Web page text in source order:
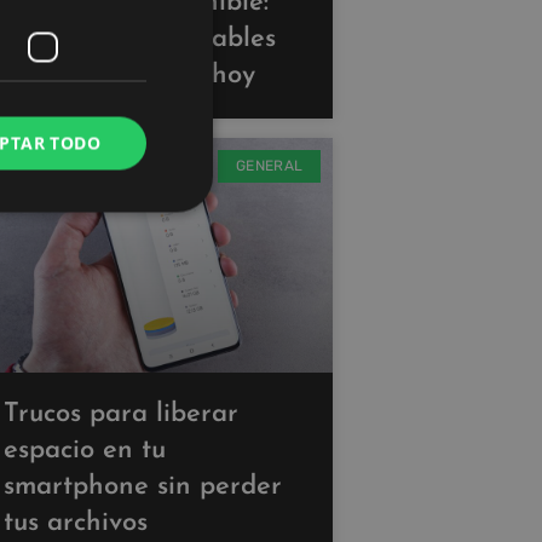
gadgets ecoamigables
que puedes usar hoy
GENERAL
Trucos para liberar
espacio en tu
smartphone sin perder
tus archivos
TODO